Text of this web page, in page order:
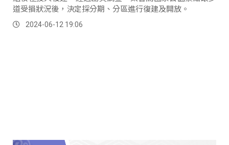
道受損狀況後，決定採分期、分區進行復建及開放。
2024-06-12 19:06